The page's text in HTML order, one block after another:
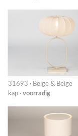
31693 · Beige & Beige
kap · voorradig